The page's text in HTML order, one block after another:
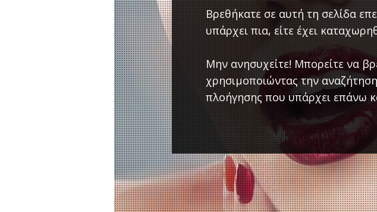
Βρεθήκατε σε αυτή τη σελίδα
υπάρχει πια, είτε έχει
Μην ανησυχείτε! Μπορείτε να
χρησιμοποιώντας την
πλοήγησης που υπάρχει επάνω